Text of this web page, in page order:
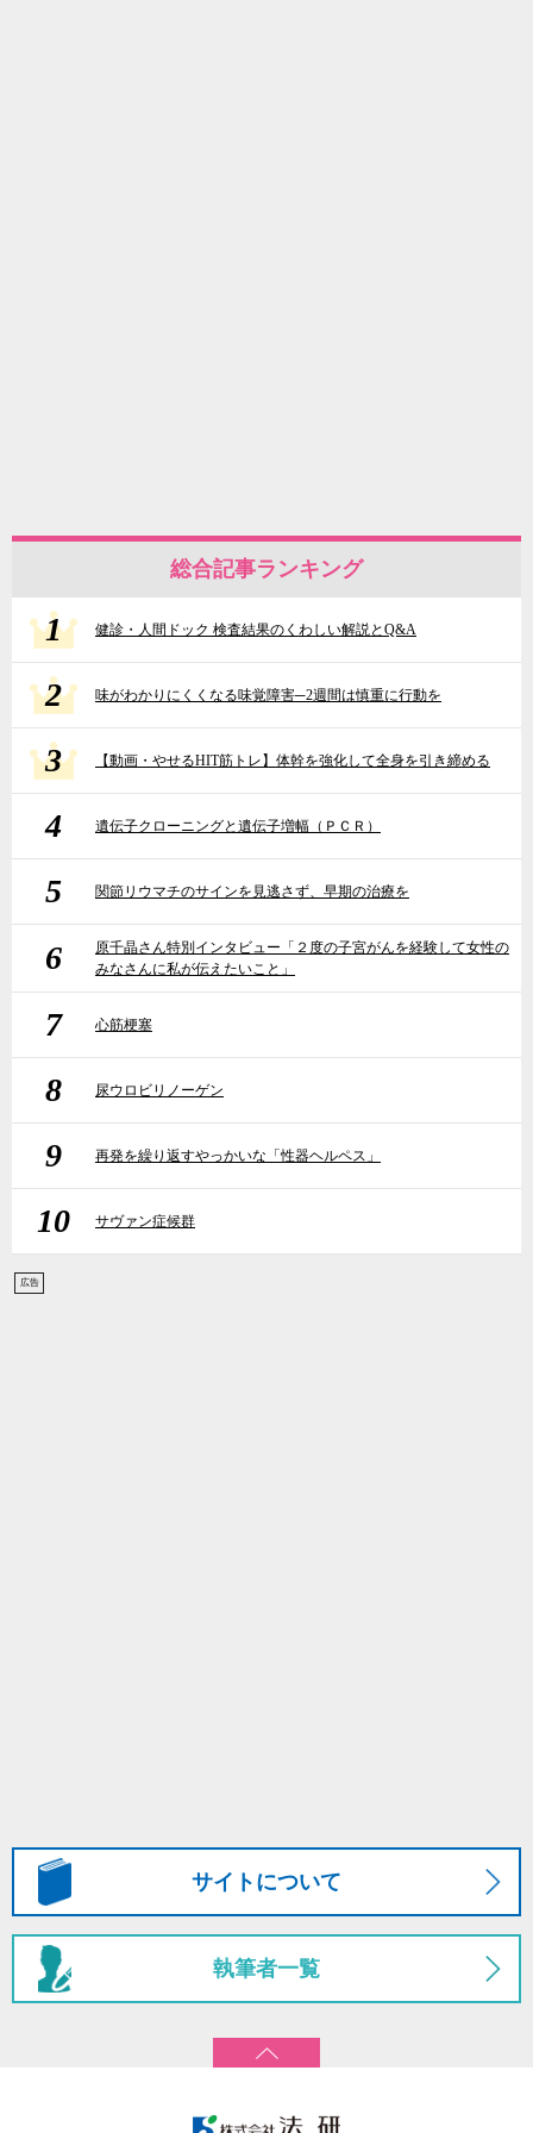
総合記事ランキング
1 健診・人間ドック 検査結果のくわしい解説とQ&A
2 味がわかりにくくなる味覚障害─2週間は慎重に行動を
3 【動画・やせるHIT筋トレ】体幹を強化して全身を引き締める
4 遺伝子クローニングと遺伝子増幅（ＰＣＲ）
5 関節リウマチのサインを見逃さず、早期の治療を
6
原千晶さん特別インタビュー「２度の子宮がんを経験して女性の
みなさんに私が伝えたいこと」
7 心筋梗塞
8 尿ウロビリノーゲン
9 再発を繰り返すやっかいな「性器ヘルペス」
10 サヴァン症候群
広告
サイトについて
執筆者一覧